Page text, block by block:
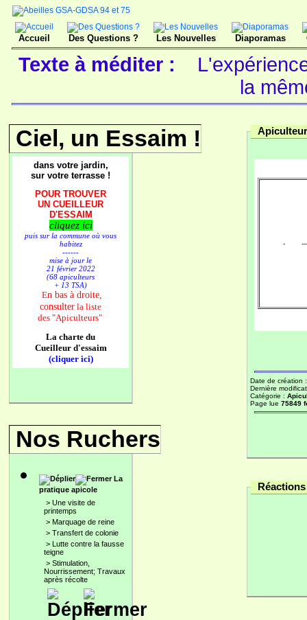
Accueil Des Questions ? Les Nouvelles Diaporamas
Texte à méditer :
la
Ciel, un Essaim !
dans votre jardin,
sur votre terrasse !
POUR TROUVER
UN CUEILLEUR
D'ESSAIM
cliquez ici
puis sur la commune où vous
habitez
------
mise à jour le
21 février 2022
(68 apiculteurs
+ 13 TSA)
En bas à droite,
consulter la liste
des "Apiculteurs"
La charte du
Cueilleur d'essaim
(cliquer ici)
Nos Ruchers
La
pratique apicole
> Une visite de
printemps
> Marquage de reine
> Transfert de colonie
> Lutte contre la fausse
teigne
> Stimulation,
Nourrissement; Travaux
après récolte
-
Date de création
Dernière
Catégorie :
Page lue 75849